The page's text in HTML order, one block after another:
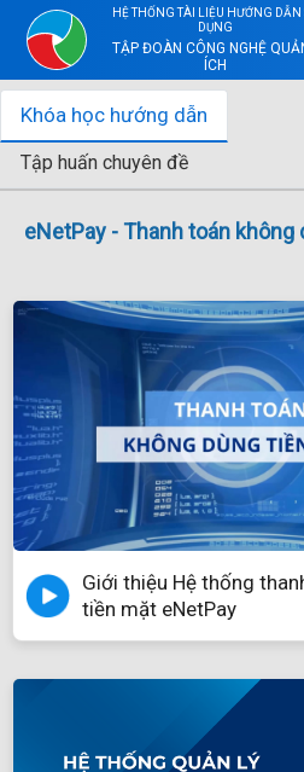
HỆ THỐNG TÀI LIỆU HƯỚNG DẪN
DỤNG
TẬP ĐOÀN CÔNG NGHỆ
ÍCH
Khóa học hướng dẫn
Tập huấn chuyên đề
eNetPay - Thanh toán
Giới thiệu Hệ thống
tiền mặt eNetPay